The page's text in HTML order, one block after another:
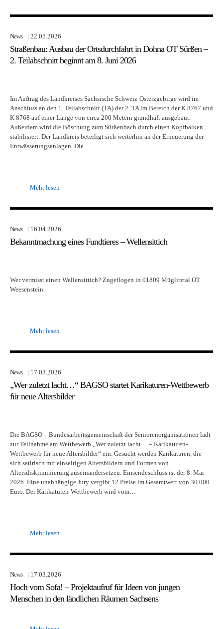
News | 22.05.2026
Straßenbau: Ausbau der Ortsdurchfahrt in Dohna OT Sürßen –
2. Teilabschnitt beginnt am 8. Juni 2026
Im Auftrag des Landkreises Sächsische Schweiz-Osterzgebirge wird im
Anschluss an den 1. Teilabschnitt (TA) der 2. TA im Bereich der K 8767 und
K 8768 auf einer Länge von circa 200 Metern grundhaft ausgebaut.
Außerdem wird die Böschung zum Sürßenbach durch einen Kopfbalken
stabilisiert. Der Landkreis beteiligt sich weiterhin an der Erneuerung der
Entwässerungsanlagen. Die…
Mehr lesen
News | 16.04.2026
Bekanntmachung eines Fundtieres – Wellensittich
Wer vermisst einen Wellensittich? Zugeflogen in 01809 Müglitztal OT
Weesenstein.
Mehr lesen
News | 17.03.2026
„Wer zuletzt lacht…“ BAGSO startet Karikaturen-Wettbewerb
für neue Altersbilder
Die BAGSO – Bundesarbeitsgemeinschaft der Seniorenorganisationen lädt
zur Teilnahme am Wettbewerb „Wer zuletzt lacht… – Karikaturen-
Wettbewerb für neue Altersbilder“ ein. Gesucht werden Karikaturen, die
sich satirisch mit einseitigen Altersbildern und Formen von
Altersdiskriminierung auseinandersetzen. Einsendeschluss ist der 8. Mai
2026. Eine unabhängige Jury vergibt 12 Preise im Gesamtwert von 30.000
Euro. Der Karikaturen-Wettbewerb wird vom…
Mehr lesen
News | 17.03.2026
Hoch vom Sofa! – Projektaufruf für Ideen von jungen
Menschen in den ländlichen Räumen Sachsens